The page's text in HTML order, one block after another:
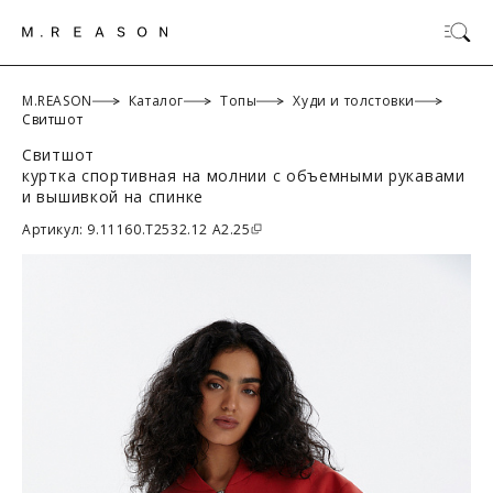
M.REASON Каталог Топы
Худи и толстовки
Свитшот
Свитшот
куртка спортивная на молнии с объемными рукавами
и вышивкой на спинке
Артикул: 9.11160.T2532.12 A2.25